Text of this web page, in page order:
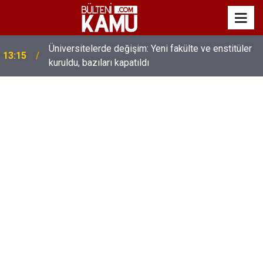
13:00
MEB’de üst düzey değişim: Genel müdürler değişti,
yeni isimler atandı